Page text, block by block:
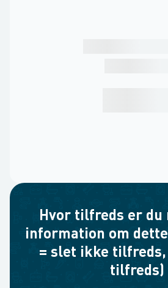
Hvor tilfreds er du
information om
= slet ikke tilfreds,
tilfreds)